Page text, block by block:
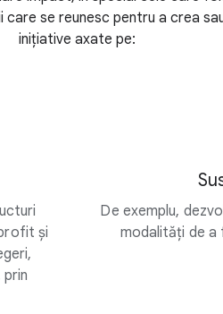
se reunesc pentru a crea
inițiative axate pe:
și
De exemplu,
modalități de a